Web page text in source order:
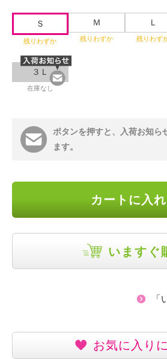
Ｓ
残りわずか
Ｍ
残りわずか
Ｌ
残りわず
３Ｌ
在庫なし
ボタンを押すと、入荷お知ら
ます。
カートに入
いますぐ
お気に入り